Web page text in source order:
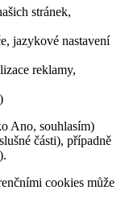
stránek,
jazykové nastavení
reklamy,
Ano, souhlasím)
části), případně
cookies může